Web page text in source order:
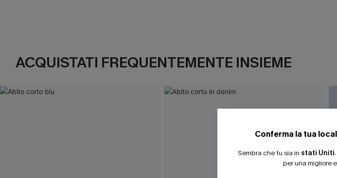
ACQUISTATI FREQUENTEMENTE INSIEME
Conferma la tua
Sembra che tu sia in stati Uniti.
per una migliore